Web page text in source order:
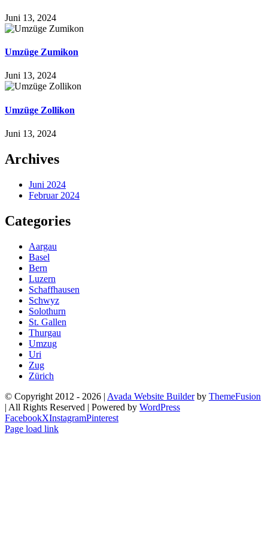
Juni 13, 2024
Umzüge Zumikon
Juni 13, 2024
Umzüge Zollikon
Juni 13, 2024
Archives
Juni 2024
Februar 2024
Categories
Aargau
Basel
Bern
Luzern
Schaffhausen
Schwyz
Solothurn
St. Gallen
Thurgau
Umzug
Uri
Zug
Zürich
© Copyright 2012 - 2026 | Avada Website Builderby ThemeFusion
| All Rights Reserved | Powered by WordPress
FacebookXInstagramPinterest
Page load link